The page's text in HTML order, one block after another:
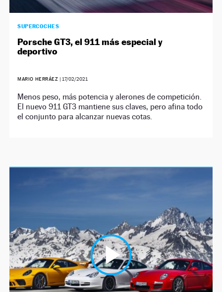
SUPERCOCHES
Porsche GT3, el 911 más especial y
deportivo
MARIO HERRÁEZ | 17/02/2021
Menos peso, más potencia y alerones de competición.
El nuevo 911 GT3 mantiene sus claves, pero afina todo
el conjunto para alcanzar nuevas cotas.